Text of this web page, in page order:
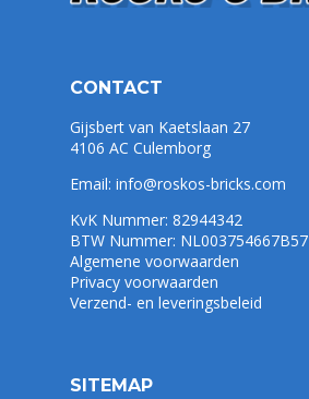
CONTACT
Gijsbert van Kaetslaan 27
4106 AC Culemborg
Email: info@roskos-bricks.com
KvK Nummer: 82944342
BTW Nummer: NL003754667B57
Algemene voorwaarden
Privacy voorwaarden
Verzend- en leveringsbeleid
SITEMAP